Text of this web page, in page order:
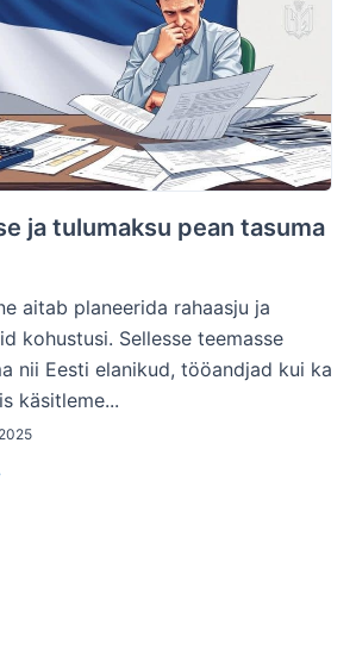
ja tulumaksu pean tasuma
aitab planeerida rahaasju ja
kohustusi. Sellesse teemasse
nii Eesti elanikud, tööandjad kui ka
käsitleme...